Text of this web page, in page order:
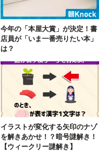
今年の「本屋大賞」が決定！書
店員が「いま一番売りたい本」
は？
イラストが変化する矢印のナゾ
を解きあかせ！？暗号謎解き！
【ウィークリー謎解き】